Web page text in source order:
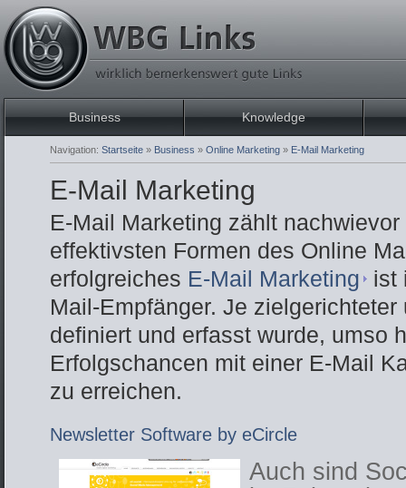
E-Mail Marketing
E-Mail Marketing zählt
effektivsten Formen des Online
erfolgreiches E-Mail Marketing
ist
Mail-Empfänger. Je
definiert und erfasst wurde, umso
Erfolgschancen mit einer E-Mail
zu erreichen.
Newsletter Software by eCircle
­Auch sind
Business Knowledge
Navigation: Startseite » Business » Online Marketing » E-Mail Marketing